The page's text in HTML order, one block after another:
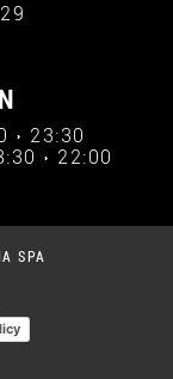
› 23:30
› 22:00
SPA